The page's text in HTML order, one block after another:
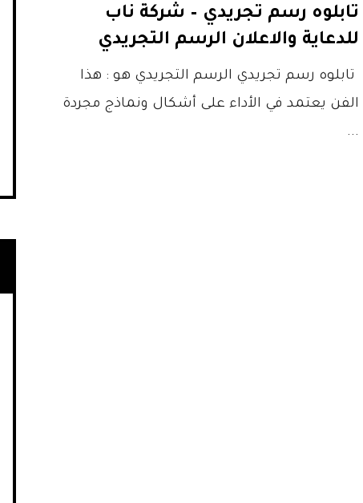
تابلوه رسم تجريدي – شركة ناب
للدعاية والاعلان الرسم التجريدي
تابلوه رسم تجريدي الرسم التجريدي هو : هذا
الفن يعتمد في الأداء على أشكال ونماذج مجردة
...